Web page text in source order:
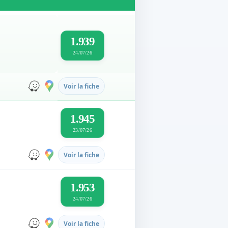
1.939
24/07/26
Voir la fiche
1.945
23/07/26
Voir la fiche
1.953
24/07/26
Voir la fiche